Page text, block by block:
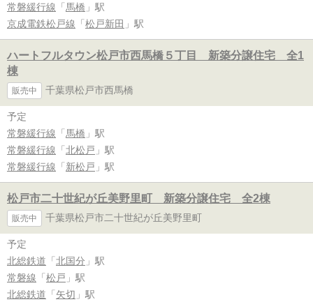
常磐緩行線 「 馬橋 」駅
京成電鉄松戸線 「 松戸新田 」駅
ハートフルタウン松戸市西馬橋５丁目 新築分譲住宅 全1
棟
販売中 千葉県松戸市西馬橋
予定
常磐緩行線 「 馬橋 」駅
常磐緩行線 「 北松戸 」駅
常磐緩行線 「 新松戸 」駅
松戸市二十世紀が丘美野里町 新築分譲住宅 全2棟
販売中 千葉県松戸市二十世紀が丘美野里町
予定
北総鉄道 「 北国分 」駅
常磐線 「 松戸 」駅
北総鉄道 「 矢切 」駅